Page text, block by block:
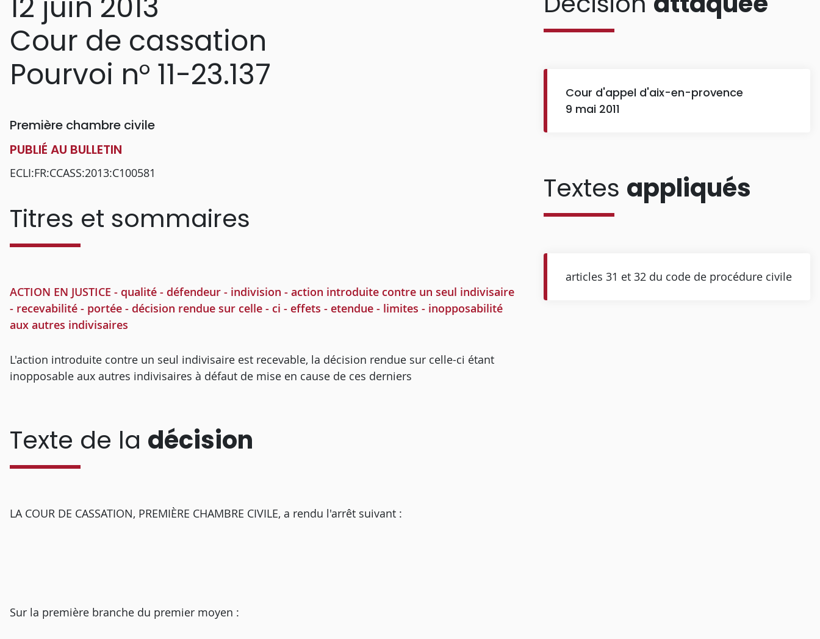
Cour de cassation
Pourvoi n° 11-23.137
Première chambre civile
PUBLIÉ AU BULLETIN
ECLI:FR:CCASS:2013:C100581
Titres et sommaires
ACTION EN JUSTICE - qualité - défendeur - indivision - action introduite contre un seul indivisaire
- recevabilité - portée - décision rendue sur celle - ci - effets - etendue - limites - inopposabilité
aux autres indivisaires
L'action introduite contre un seul indivisaire est recevable, la décision rendue sur celle-ci étant
inopposable aux autres indivisaires à défaut de mise en cause de ces derniers
Texte de la décision
LA COUR DE CASSATION, PREMIÈRE CHAMBRE CIVILE, a rendu l'arrêt suivant :
Sur la première branche du premier moyen :
Cour d'appel d'aix-en-provence
9 mai 2011
Textes appliqués
articles 31 et 32 du code de procédure civile